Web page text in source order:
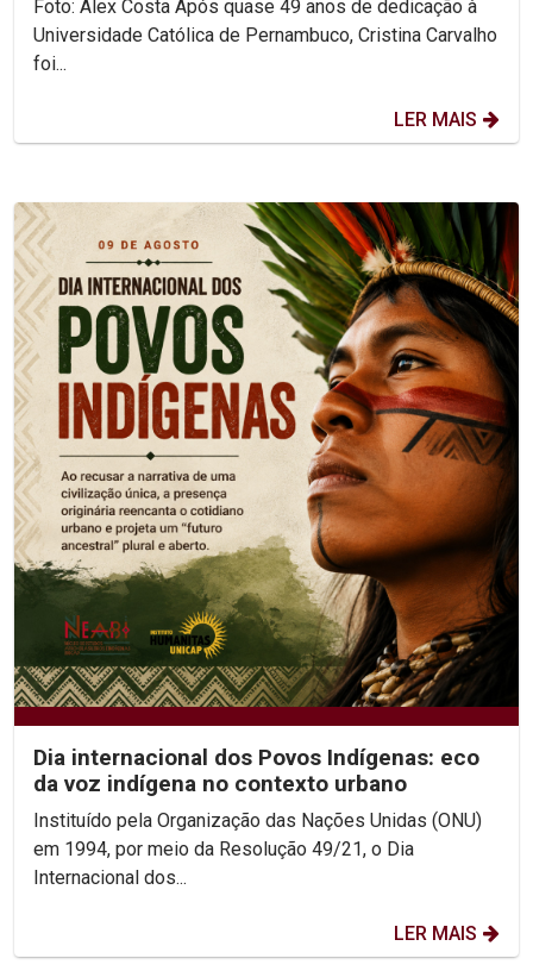
Foto: Alex Costa Após quase 49 anos de dedicação à
Universidade Católica de Pernambuco, Cristina Carvalho
foi...
LER MAIS
Dia internacional dos Povos Indígenas: eco
da voz indígena no contexto urbano
Instituído pela Organização das Nações Unidas (ONU)
em 1994, por meio da Resolução 49/21, o Dia
Internacional dos...
LER MAIS